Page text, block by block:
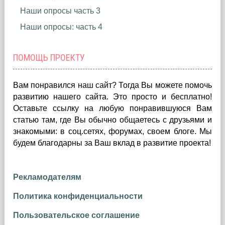
Наши опросы часть 3
Наши опросы: часть 4
ПОМОЩЬ ПРОЕКТУ
Вам понравился наш сайт? Тогда Вы можете помочь
развитию нашего сайта. Это просто и бесплатно!
Оставьте ссылку на любую понравившуюся Вам
статью там, где Вы обычно общаетесь с друзьями и
знакомыми: в соц.сетях, форумах, своем блоге. Мы
будем благодарны за Ваш вклад в развитие проекта!
Рекламодателям
Политика конфиденциальности
Пользовательское соглашение